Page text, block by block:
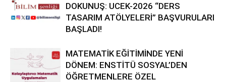
DOKUNUŞ: UCEK-2026 “DERS
TASARIM ATÖLYELERİ” BAŞVURULARI
BAŞLADI!
MATEMATİK EĞİTİMİNDE YENİ
DÖNEM: ENSTİTÜ SOSYAL’DEN
ÖĞRETMENLERE ÖZEL